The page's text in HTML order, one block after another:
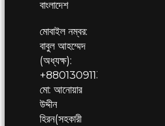
বাংলাদেশ
মোবাইল নম্বর:
বাবুল আহম্মেদ
(অধ্যক্ষ):
+8801309113080,
মো: আনোয়ার
উদ্দীন
হিরন(সহকারী